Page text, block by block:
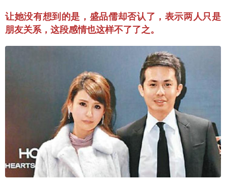
让她没有想到的是，盛品儒却否认了，表示两人只是
朋友关系，这段感情也这样不了了之。